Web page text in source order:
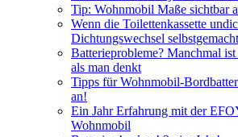
Tip: Wohnmobil Maße sichtbar
Wenn die Toilettenkassette
Dichtungswechsel selbstgemacht
Batterieprobleme? Manchmal
als man denkt
Tipps für Wohnmobil-
an!
Ein Jahr Erfahrung mit der
Wohnmobil